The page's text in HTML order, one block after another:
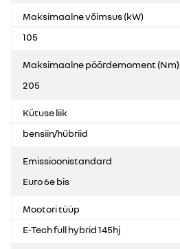
Maksimaalne võimsus (kW)
105
Maksimaalne pöördemoment (Nm)
205
Kütuse liik
bensiin/hübriid
Emissioonistandard
Euro 6e bis
Mootori tüüp
E-Tech full hybrid 145hj